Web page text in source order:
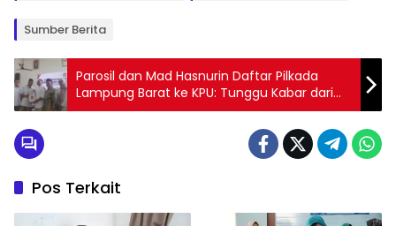
Sumber Berita
Parosil dan Mad Hasnurin Daftar Pilkada
Lampung Barat ke KPU: Tunggu Kabar dari
Partai Golkar pada 28 Agustus 2024
Pos Terkait